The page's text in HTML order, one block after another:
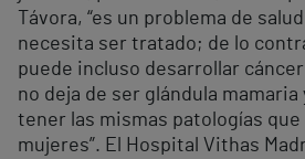
Távora, “es un problema de
necesita ser tratado; de lo
puede incluso desarrollar
no deja de ser glándula
tener las mismas patologías que
mujeres”. El Hospital Vithas